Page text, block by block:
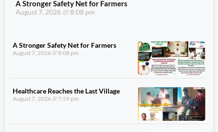
A Stronger Safety Net for Farmers
August 7, 2026 8:08 pm
A Stronger Safety Net for Farmers
August 7, 2026 8:08 pm
Healthcare Reaches the Last Village
August 7, 2026 7:59 pm